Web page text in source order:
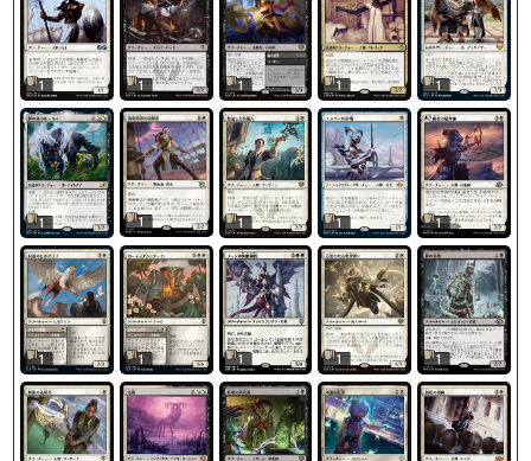
1 1 1 1 1
1 1 1 1 1
1 1 1 1 1